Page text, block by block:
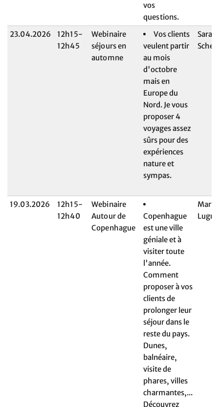
vos
questions.
23.04.2026
12h15-
12h45
Webinaire
séjours en
automne
Vos clients
veulent partir
au mois
d'octobre
mais en
Europe du
Nord. Je vous
proposer 4
voyages assez
sûrs pour des
expériences
nature et
sympas.
Sarah
19.03.2026
12h15-
12h40
Webinaire
Autour de
Copenhague
Copenhague
est une ville
géniale et à
visiter toute
l'année.
Comment
proposer à vos
clients de
prolonger leur
séjour dans le
reste du pays.
Dunes,
balnéaire,
visite de
phares, villes
charmantes,...
Découvrez
Lugrn